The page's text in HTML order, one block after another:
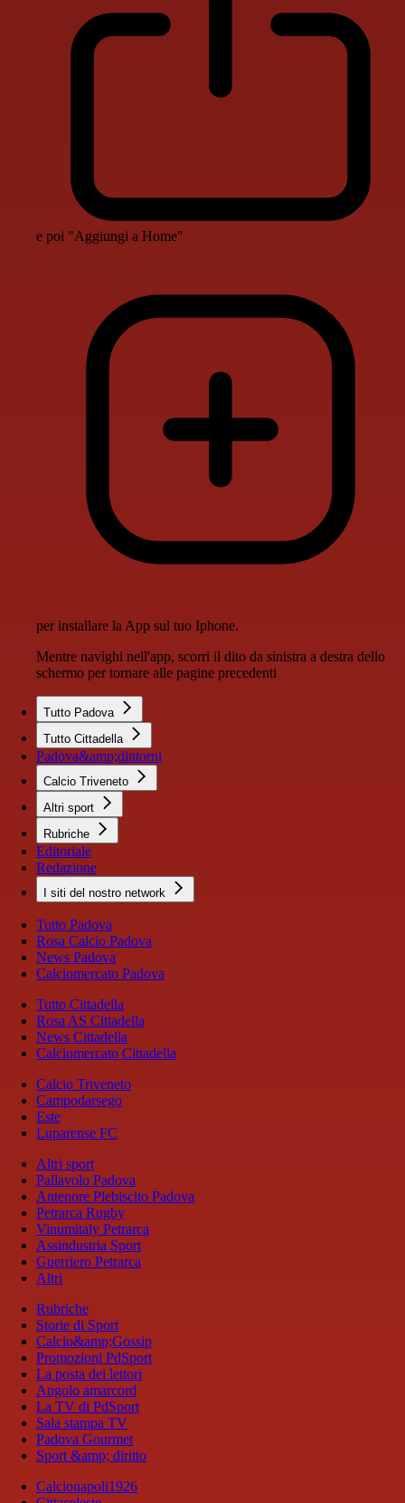
e poi "Aggiungi a Home"
per installare la App sul tuo Iphone.
Mentre navighi nell'app, scorri il dito da sinistra a destra dello
schermo per tornare alle pagine precedenti
Tutto Padova
Tutto Cittadella
Padova&amp;dintorni
Calcio Triveneto
Altri sport
Rubriche
Editoriale
Redazione
I siti del nostro network
Tutto Padova
Rosa Calcio Padova
News Padova
Calciomercato Padova
Tutto Cittadella
Rosa AS Cittadella
News Cittadella
Calciomercato Cittadella
Calcio Triveneto
Campodarsego
Este
Luparense FC
Altri sport
Pallavolo Padova
Antenore Plebiscito Padova
Petrarca Rugby
Vinumitaly Petrarca
Assindustria Sport
Guerriero Petrarca
Altri
Rubriche
Storie di Sport
Calcio&amp;Gossip
Promozioni PdSport
La posta dei lettori
Angolo amarcord
La TV di PdSport
Sala stampa TV
Padova Gourmet
Sport &amp; diritto
Calcionapoli1926